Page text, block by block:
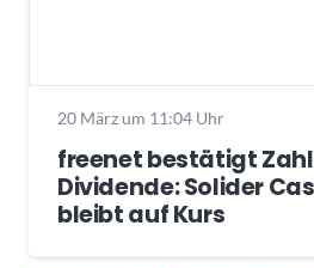
20 März um 11:04 Uhr
freenet bestätigt
Dividende: Solider
bleibt auf Kurs